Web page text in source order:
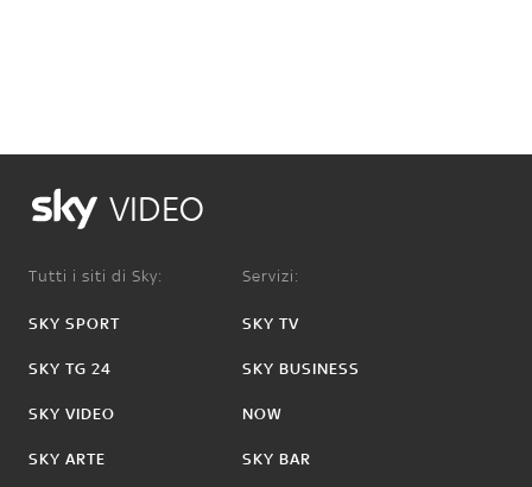
VIDEO
Tutti i siti di Sky:
SKY SPORT
SKY TG 24
SKY VIDEO
SKY ARTE
Servizi:
SKY TV
SKY BUSINESS
NOW
SKY BAR